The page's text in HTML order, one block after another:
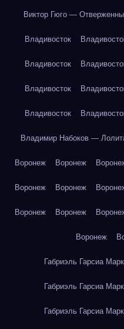
Виктор Гюго —
Владивосток
Владивосток
Владивосток
Владивосток
Владимир Набоков —
Воронеж Воронеж
Воронеж Воронеж
Воронеж Воронеж
Воронеж
Габриэль Гарсиа
Габриэль Гарсиа
Габриэль Гарсиа